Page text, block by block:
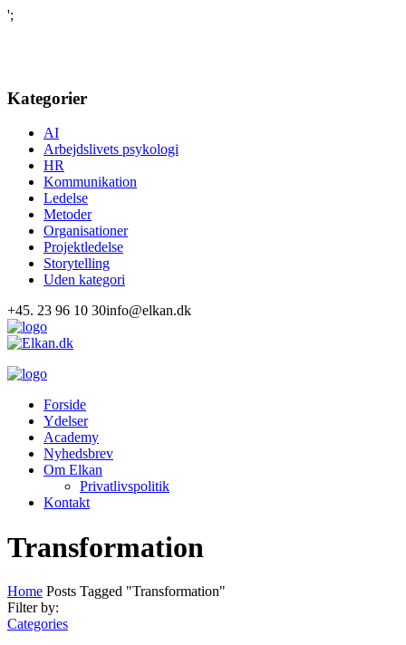
';
Kategorier
AI
Arbejdslivets psykologi
HR
Kommunikation
Ledelse
Metoder
Organisationer
Projektledelse
Storytelling
Uden kategori
+45. 23 96 10 30info@elkan.dk
Forside
Ydelser
Academy
Nyhedsbrev
Om Elkan
Privatlivspolitik
Kontakt
Transformation
Home Posts Tagged "Transformation"
Filter by:
Categories